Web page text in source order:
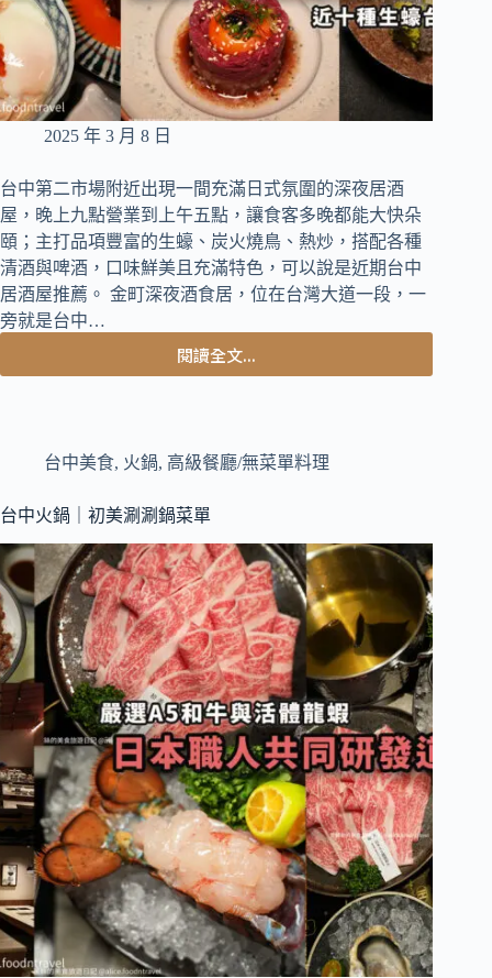
2025 年 3 月 8 日
台中第二市場附近出現一間充滿日式氛圍的深夜居酒
屋，晚上九點營業到上午五點，讓食客多晚都能大快朵
頤；主打品項豐富的生蠔、炭火燒鳥、熱炒，搭配各種
清酒與啤酒，口味鮮美且充滿特色，可以說是近期台中
居酒屋推薦。 金町深夜酒食居，位在台灣大道一段，一
旁就是台中…
閱讀全文...
台
美
上
九
點
開
到
上
午
五
點，
深
夜
美
食
提
供
近
十
種
生
台中美食, 火鍋, 高級餐廳/無菜單料理
台中火鍋｜初美涮涮鍋菜單